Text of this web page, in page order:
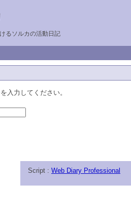
るソルカの活動日記
入力してください。
Script : Web Diary Professional